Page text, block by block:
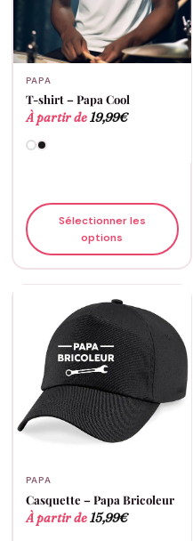
PAPA
T-shirt – Papa Cool
À partir de19,99€
Sélectionner les
options
PAPA
Casquette – Papa Bricoleur
À partir de15,99€